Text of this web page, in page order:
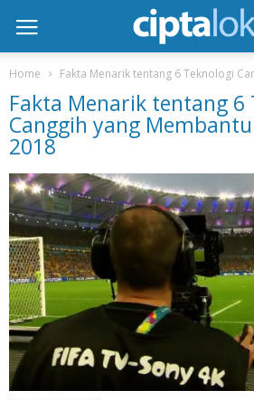
Home Fakta Menarik tentang 6 Teknologi Canggih
Fakta Menarik tentang 6
Canggih yang
2018